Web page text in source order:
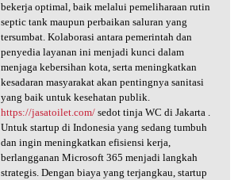
bekerja optimal, baik melalui pemeliharaan rutin
septic tank maupun perbaikan saluran yang
tersumbat. Kolaborasi antara pemerintah dan
penyedia layanan ini menjadi kunci dalam
menjaga kebersihan kota, serta meningkatkan
kesadaran masyarakat akan pentingnya sanitasi
yang baik untuk kesehatan publik.
https://jasatoilet.com/sedot tinja WC di Jakarta .
Untuk startup di Indonesia yang sedang tumbuh
dan ingin meningkatkan efisiensi kerja,
berlangganan Microsoft 365 menjadi langkah
strategis. Dengan biaya yang terjangkau, startup